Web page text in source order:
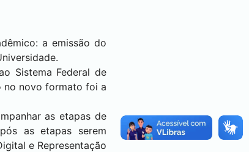
a emissão do
Sistema Federal de
no novo formato foi a
as etapas de
as etapas serem
e Representação